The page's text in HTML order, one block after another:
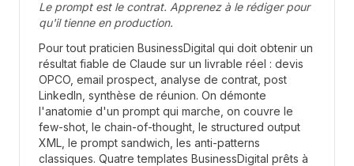
Le prompt est le contrat. Apprenez à le rédiger pour
qu'il tienne en production.
Pour tout praticien BusinessDigital qui doit obtenir un
résultat fiable de Claude sur un livrable réel : devis
OPCO, email prospect, analyse de contrat, post
LinkedIn, synthèse de réunion. On démonte
l'anatomie d'un prompt qui marche, on couvre le
few-shot, le chain-of-thought, le structured output
XML, le prompt sandwich, les anti-patterns
classiques. Quatre templates BusinessDigital prêts à